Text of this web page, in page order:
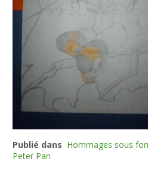
Publié dans Hommages sous
Peter Pan